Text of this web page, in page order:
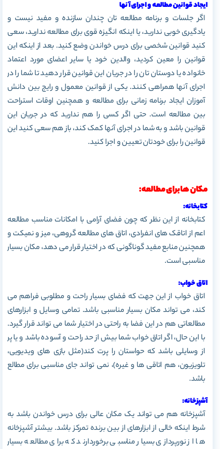
ایجاد قوانین مطالعه و اجرای آنها
اگر جلسات و برنامه مطالعه تان چندان سازنده و مفید نیست و
یادگیری خوبی ندارید، یا اینکه انگیزه قوی برای مطالعه ندارید، سعی
کنید قوانین شخصی برای درس خواندن وضع کنید. بعد از اینکه این
قوانین را معین کردید، والدین خود یا سایر اعضای مورد اعتماد
خانواده یا دوستان تان را در جریان این قوانین قرار دهید تا شما را در
اجرای آنها همراهی کنند. یکی از قوانین معمول و رایج بین دانش
آموزان ایجاد برنامه زمانی برای مطالعه و همچنین اوقات استراحت
بین مطالعه است. حتی اگر کسی را هم ندارید که در جریان این
قوانین باشد و به شما در اجرای آنها کمک کند، باز هم سعی کنید این
قوانین را برای خودتان تعیین و اجرا کنید.
مکان ها برای مطالعه:
کتابخانه:
کتابخانه از این نظر که چون فضای آرامی با امکانات مناسب مطالعه
اعم از اتاقک های انفرادی، اتاق های مطالعه گروهی، میز و نمیکت و
همچنین منابع مفید گوناگونی که در اختیار قرار می دهد، مکان بسیار
مناسبی است.
اتاق خواب:
اتاق خواب از این جهت که فضای بسیار راحت و مطلوبی فراهم می
کند، می تواند مکان بسیار مناسبی باشد. تمامی وسایل و ابزارهای
مطالعاتی هم در این فضا به راحتی در اختیار شما می تواند قرار گیرد.
با این حال، اگر اتاق خواب شما بیش از حد راحت و آسوده باشد و یا پر
از وسایلی باشد که حواستان را پرت کند(مثل بازی های ویدیویی،
تلویزیون، هم اتاقی ها و غیره)، نمی تواند جای مناسبی برای مطالع
باشد.
آشپزخانه:
آشپزخانه هم می تواند یک مکان عالی برای درس خواندن باشد به
شرط اینکه خالی از ابزارهای از بین برنده تمرکز باشد. بیشتر آشپزخانه
ها از نورپردازی بسیار مناسبی برخوردارند که برای مطالعه بسیار